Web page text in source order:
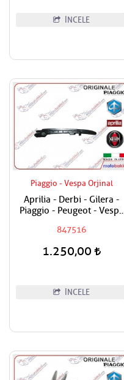
İNCELE
Piaggio - Vespa Orjinal
Aprilia - Derbi - Gilera -
Piaggio - Peugeot - Vespa
Pabucu - Sabit Olan
847516
1.250,00
İNCELE